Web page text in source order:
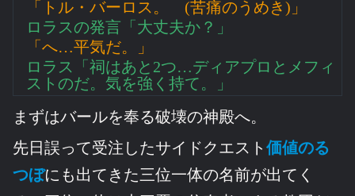
「トル・バーロス。 (苦痛のうめき)」
ロラスの発言「大丈夫か？」
「へ…平気だ。」
ロラス「祠はあと2つ…ディアプロとメフィ
ストのだ。気を強く持て。」
まずはバールを奉る破壊の神殿へ。
先日誤って受注したサイドクエスト価値のる
つぼにも出てきた三位一体の名前が出てく